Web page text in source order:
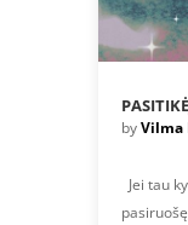
byVilma
Jei tau